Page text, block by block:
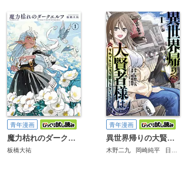
青年漫画
魔力枯れのダークエルフ
板橋大祐
青年漫画
異世界帰りの大賢者様はそれでもこっそり暮らしているつもりです
木野二九 岡崎純平 日下コウ